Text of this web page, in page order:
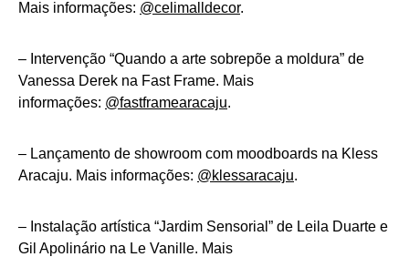
Mais informações: @celimalldecor.
– Intervenção “Quando a arte sobrepõe a moldura” de
Vanessa Derek na Fast Frame. Mais
informações: @fastframearacaju.
– Lançamento de showroom com moodboards na Kless
Aracaju. Mais informações: @klessaracaju.
– Instalação artística “Jardim Sensorial” de Leila Duarte e
Gil Apolinário na Le Vanille. Mais